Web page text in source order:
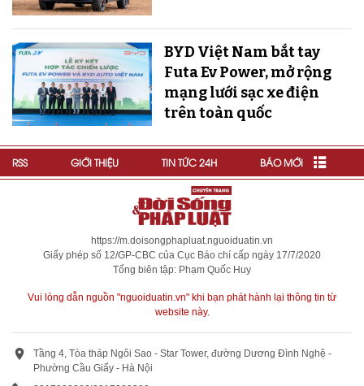
BYD Việt Nam bắt tay
Futa Ev Power, mở rộng
mạng lưới sạc xe điện
trên toàn quốc
RSS GIỚI THIỆU TIN TỨC 24H BÁO MỚI
https://m.doisongphapluat.nguoiduatin.vn
Giấy phép số 12/GP-CBC của Cục Báo chí cấp ngày 17/7/2020
Tổng biên tập: Phạm Quốc Huy
Vui lòng dẫn nguồn "nguoiduatin.vn" khi bạn phát hành lại thông tin từ
website này.
Tầng 4, Tòa tháp Ngôi Sao - Star Tower, đường Dương Đình Nghệ -
Phường Cầu Giấy - Hà Nội